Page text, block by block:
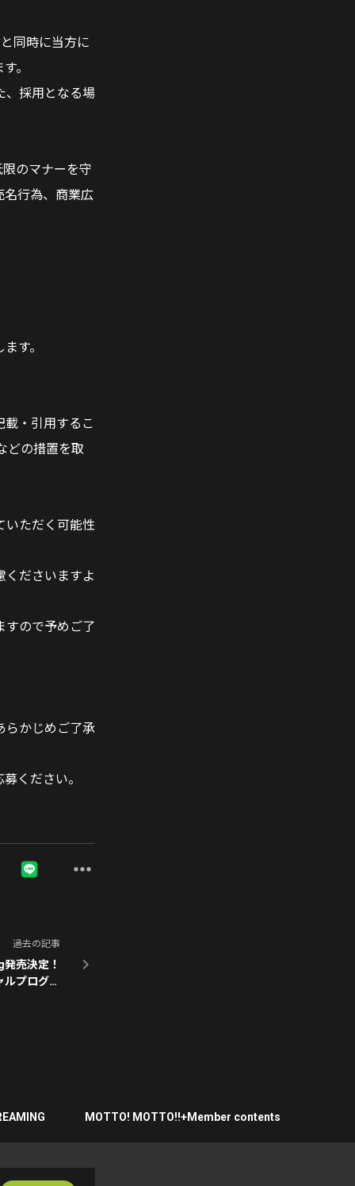
同時に当方に
。
、採用となる場
のマナーを守
名行為、商業広
す。
載・引用するこ
どの措置を取
いただく可能性
くださいますよ
すので予めご了
らかじめご了承
ください。
過去の記事
発売決定！
プログラ
MOTTO! MOTTO!!+Member contents